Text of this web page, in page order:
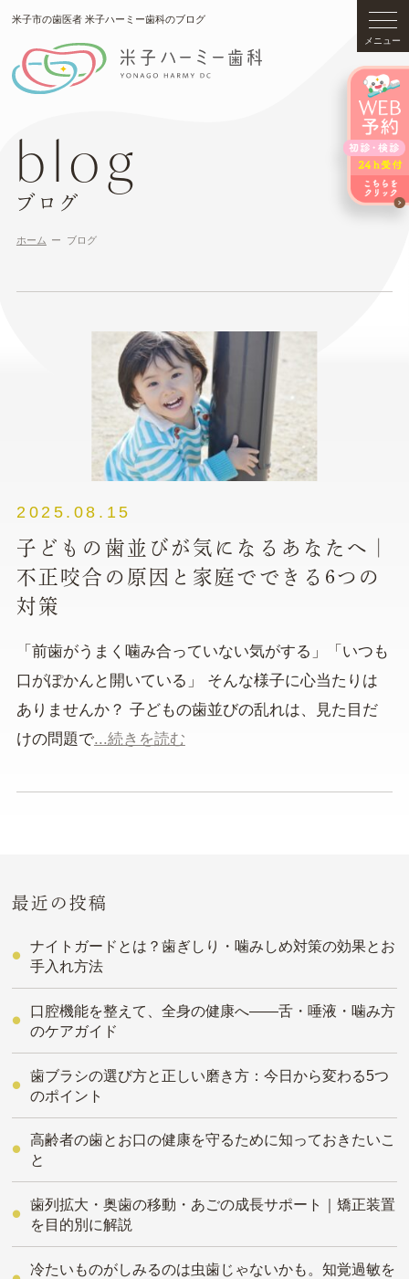
米子市の歯医者 米子ハーミー歯科のブログ
メニュー
blog
ブログ
ホーム ブログ
2025.08.15
子どもの歯並びが気になるあなたへ｜
不正咬合の原因と家庭でできる6つの
対策
「前歯がうまく噛み合っていない気がする」「いつも
口がぽかんと開いている」 そんな様子に心当たりは
ありませんか？ 子どもの歯並びの乱れは、見た目だ
けの問題で...続きを読む
最近の投稿
ナイトガードとは？歯ぎしり・噛みしめ対策の効果とお
手入れ方法
口腔機能を整えて、全身の健康へ――舌・唾液・噛み方
のケアガイド
歯ブラシの選び方と正しい磨き方：今日から変わる5つ
のポイント
高齢者の歯とお口の健康を守るために知っておきたいこ
と
歯列拡大・奥歯の移動・あごの成長サポート｜矯正装置
を目的別に解説
冷たいものがしみるのは虫歯じゃないかも。知覚過敏を